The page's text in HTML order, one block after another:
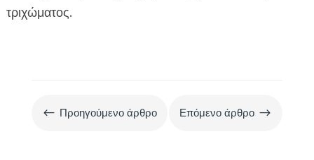
τριχώματος.
# Προηγούμενο άρθρο Επόμενο άρθρο $